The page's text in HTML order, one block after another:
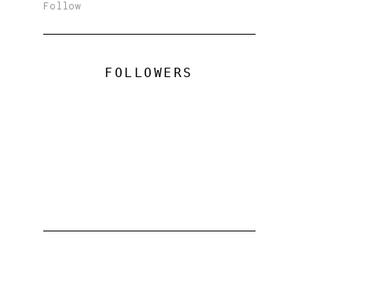
Follow
FOLLOWERS